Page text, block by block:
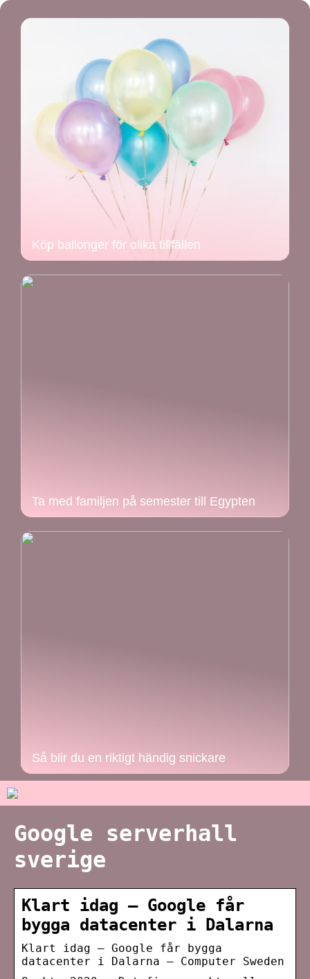
Köp ballonger för olika tillfällen
Ta med familjen på semester till Egypten
Så blir du en riktigt händig snickare
Google serverhall
sverige
Klart idag – Google får
bygga datacenter i Dalarna
Klart idag – Google får bygga
datacenter i Dalarna – Computer Sweden